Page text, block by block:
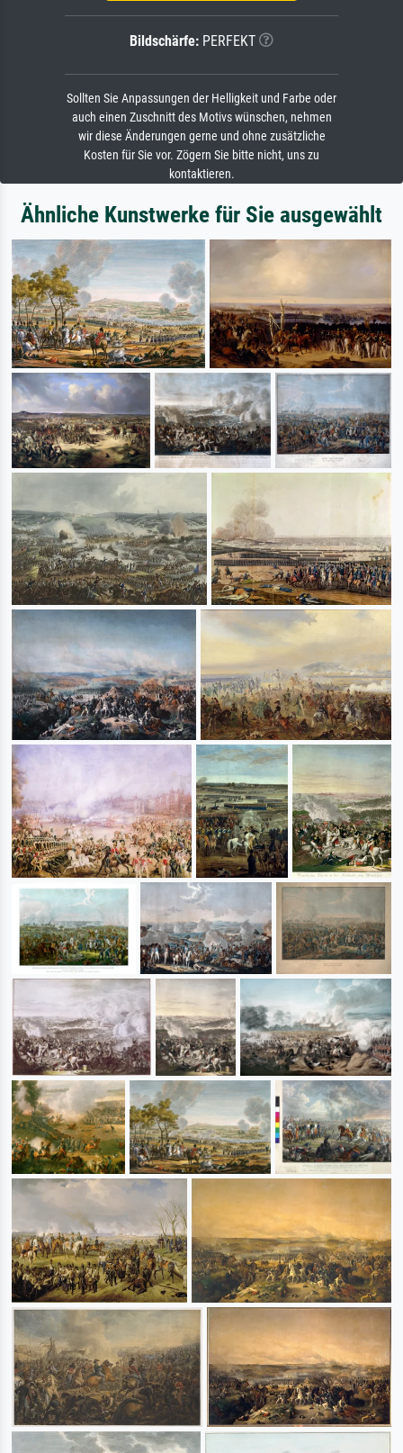
Bildschärfe: PERFEKT
Sollten Sie Anpassungen der Helligkeit und Farbe oder
auch einen Zuschnitt des Motivs wünschen, nehmen
wir diese Änderungen gerne und ohne zusätzliche
Kosten für Sie vor. Zögern Sie bitte nicht, uns zu
kontaktieren.
Ähnliche Kunstwerke für Sie ausgewählt